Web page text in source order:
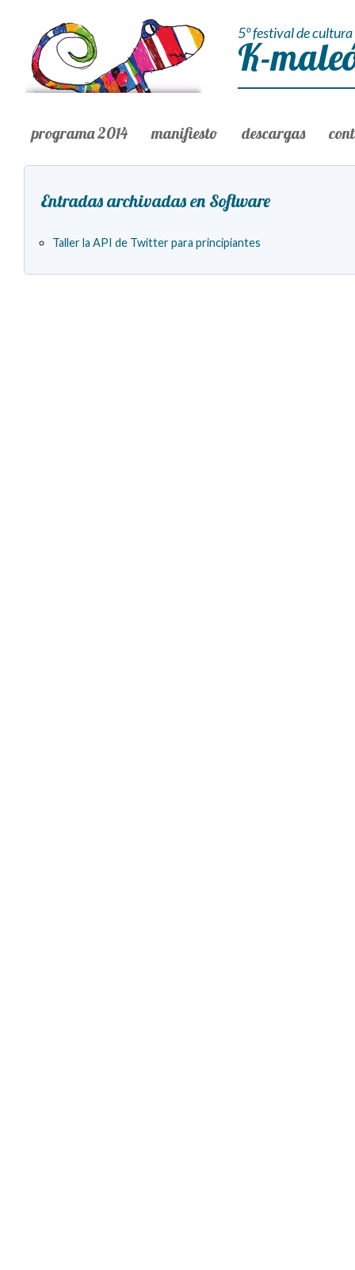
5º festival de
K-
programa 2014 manifiesto descargas
Entradas archivadas en Software
Taller la API de Twitter para principiantes